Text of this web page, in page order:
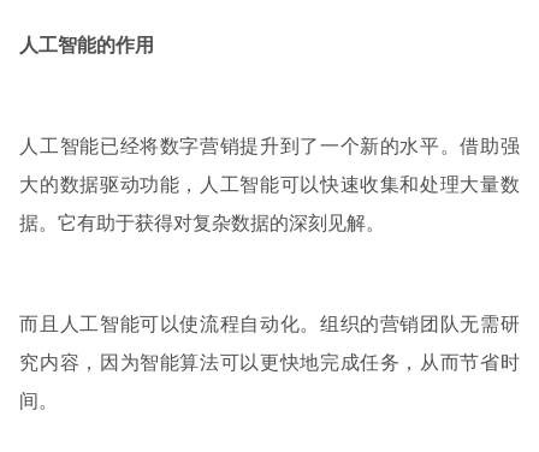
人工智能的作用
人工智能已经将数字营销提升到了一个新的水平。借助强
大的数据驱动功能，人工智能可以快速收集和处理大量数
据。它有助于获得对复杂数据的深刻见解。
而且人工智能可以使流程自动化。组织的营销团队无需研
究内容，因为智能算法可以更快地完成任务，从而节省时
间。